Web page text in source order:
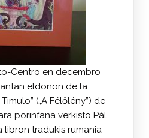
Centro en decembro
eldonon de la
(„A Félőlény”) de
porinfana verkisto Pál
libron tradukis rumania